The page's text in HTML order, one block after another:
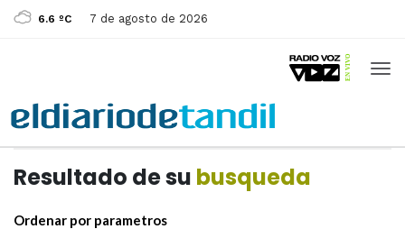
6.6 ºC 7 de agosto de 2026
Resultado de su busqueda
Ordenar por parametros